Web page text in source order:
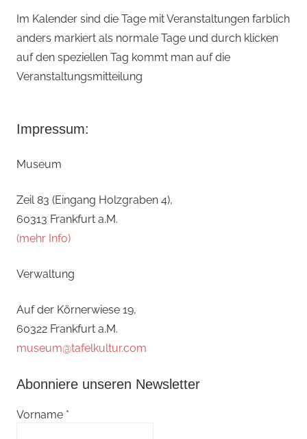
Im Kalender sind die Tage mit Veranstaltungen farblich
anders markiert als normale Tage und durch klicken
auf den speziellen Tag kommt man auf die
Veranstaltungsmitteilung
Impressum:
Museum
Zeil 83 (Eingang Holzgraben 4),
60313 Frankfurt a.M.
(mehr Info)
Verwaltung
Auf der Körnerwiese 19,
60322 Frankfurt a.M.
museum@tafelkultur.com
Abonniere unseren Newsletter
Vorname *